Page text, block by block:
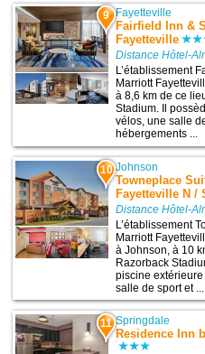
9 Fayetteville
Fairfield Inn &
Fayetteville
Distance Hôtel-
L’établissement
Marriott
à 8,6 km de ce
Stadium. Il
vélos, une salle
hébergements ...
10 Johnson
Towneplace
Fayetteville N /
Distance Hôtel-
L’établissement
Marriott
à Johnson, à 10
Razorback
piscine
salle de sport et ...
11 Springdale
Residence Inn